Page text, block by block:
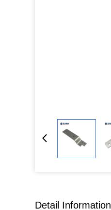
Detail Information